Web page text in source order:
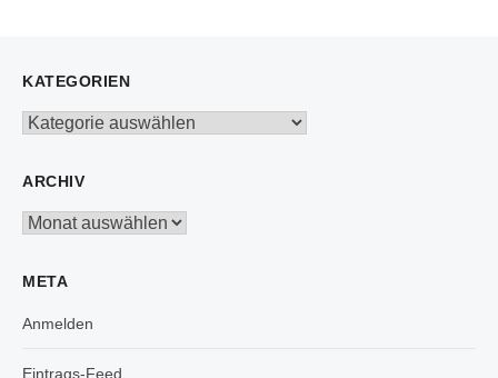
KATEGORIEN
Kategorien
ARCHIV
Archiv
META
Anmelden
Eintrags-Feed